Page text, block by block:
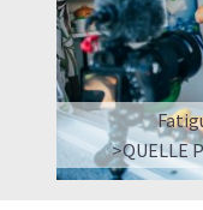
>QUELLE